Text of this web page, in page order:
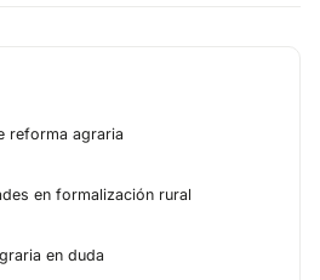
reforma agraria
en formalización rural
en duda